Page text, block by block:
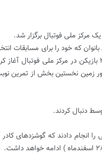
مرکز ملی فوتبال برگزار شد.
که خود را برای مسابقات
از پنجشنبه 25 اسفندماه اردوی آماده سازی خود را با حضور 31
زمین نخستین بخش از تمرین
دنبال کردند.
انجام دادند که گوشزدهای